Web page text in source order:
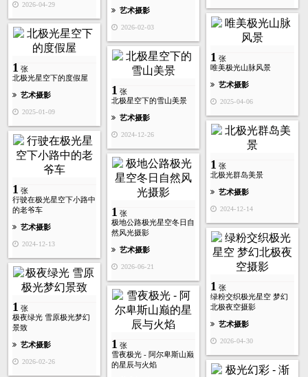
2026-04-29
艺术摄影
2026-02-03
1 张
唯美极光山脉风景
艺术摄影
2025-04-06
1 张
北极光星空下的度假屋
艺术摄影
2025-01-09
1 张
北极星空下的雪山美景
艺术摄影
2024-12-26
1 张
北极光群岛美景
艺术摄影
2024-12-14
1 张
行驶在极光星空下小路中
的老爷车
艺术摄影
2024-12-13
1 张
极地公路极光星空冬日自
然风光摄影
艺术摄影
2026-06-21
1 张
绿粉交织极光星空 梦幻
北极夜空摄影
艺术摄影
2026-04-30
1 张
极夜绿光 雪原极光梦幻
景致
艺术摄影
2026-02-26
1 张
雪夜极光 - 阿尔卑斯山巅
的星辰与火焰